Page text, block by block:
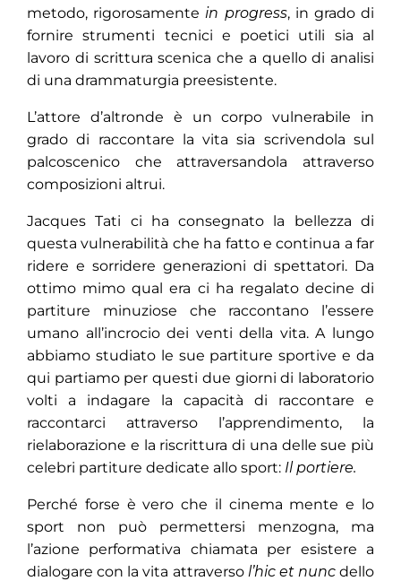
metodo, rigorosamentein progress, in grado di
fornire strumenti tecnici e poetici utili sia al
lavoro di scrittura scenica che a quello di analisi
di una drammaturgia preesistente.
L’attore d’altronde è un corpo vulnerabile in
grado di raccontare la vita sia scrivendola sul
palcoscenico che attraversandola attraverso
composizioni altrui.
Jacques Tati ci ha consegnato la bellezza di
questa vulnerabilità che ha fatto e continua a far
ridere e sorridere generazioni di spettatori. Da
ottimo mimo qual era ci ha regalato decine di
partiture minuziose che raccontano l’essere
umano all’incrocio dei venti della vita. A lungo
abbiamo studiato le sue partiture sportive e da
qui partiamo per questi due giorni di laboratorio
volti a indagare la capacità di raccontare e
raccontarci attraverso l’apprendimento, la
rielaborazione e la riscrittura di una delle sue più
celebri partiture dedicate allo sport: Il portiere.
Perché forse è vero che il cinema mente e lo
sport non può permettersi menzogna, ma
l’azione performativa chiamata per esistere a
dialogare con la vita attraverso l’hic et nuncdello